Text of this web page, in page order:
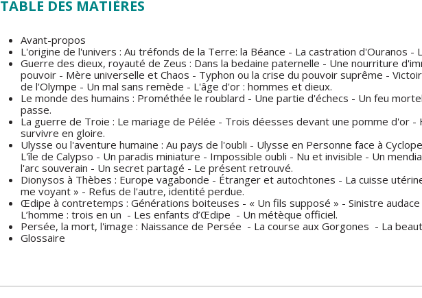
TABLE DES MATIÈRES
Avant-propos
L'origine de l'univers : Au tréfonds de la Terre: la Béance - La castration d'Ouranos
Guerre des dieux, royauté de Zeus : Dans la bedaine paternelle - Une nourriture
pouvoir - Mère universelle et Chaos - Typhon ou la crise du pouvoir suprême -
de l'Olympe - Un mal sans remède - L'âge d'or : hommes et dieux.
Le monde des humains : Prométhée le roublard - Une partie d'échecs - Un feu
passe.
La guerre de Troie : Le mariage de Pélée - Trois déesses devant une pomme d'or -
survivre en gloire.
Ulysse ou l'aventure humaine : Au pays de l'oubli - Ulysse en Personne face à
L'île de Calypso - Un paradis miniature - Impossible oubli - Nu et invisible - Un
l'arc souverain - Un secret partagé - Le présent retrouvé.
Dionysos à Thèbes : Europe vagabonde - Étranger et autochtones - La cuisse
me voyant » - Refus de l'autre, identité perdue.
Œdipe à contretemps : Générations boiteuses - « Un fils supposé » - Sinistre
L’homme : trois en un - Les enfants d’Œdipe - Un métèque officiel.
Persée, la mort, l'image : Naissance de Persée - La course aux Gorgones - La
Glossaire